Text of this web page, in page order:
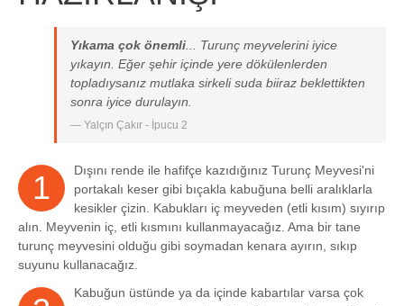
Yıkama çok önemli ... Turunç meyvelerini iyice
yıkayın. Eğer şehir içinde yere dökülenlerden
topladıysanız mutlaka sirkeli suda biiraz beklettikten
sonra iyice durulayın.
Yalçın Çakır - İpucu 2
1
Dışını rende ile hafifçe kazıdığınız Turunç Meyvesi'ni
portakalı keser gibi bıçakla kabuğuna belli aralıklarla
kesikler çizin. Kabukları iç meyveden (etli kısım) sıyırıp
alın. Meyvenin iç, etli kısmını kullanmayacağız. Ama bir tane
turunç meyvesini olduğu gibi soymadan kenara ayırın, sıkıp
suyunu kullanacağız.
Kabuğun üstünde ya da içinde kabartılar varsa çok